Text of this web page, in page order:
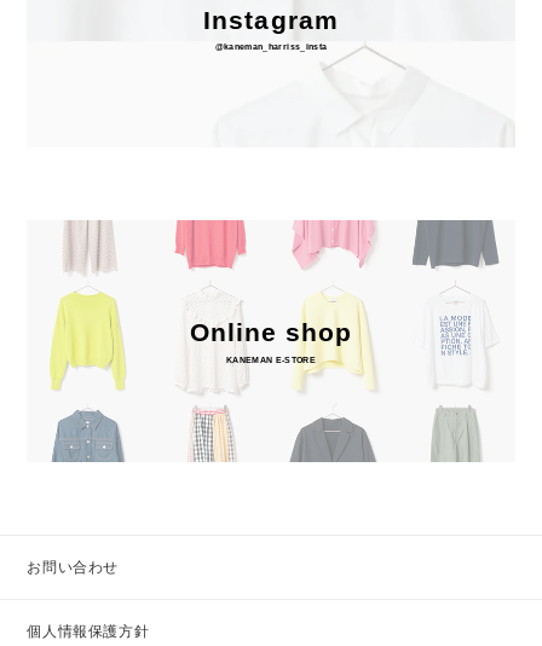
Instagram
@kaneman_harriss_insta
Online shop
KANEMAN E-STORE
お問い合わせ
個人情報保護方針